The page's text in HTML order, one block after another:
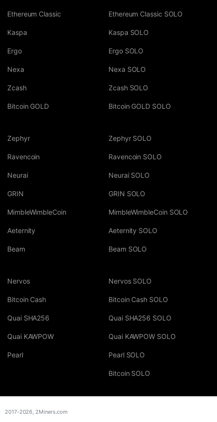
Ethereum Classic
Kaspa
Ergo
Nexa
Zcash
Bitcoin GOLD
Ethereum Classic SOLO
Kaspa SOLO
Ergo SOLO
Nexa SOLO
Zcash SOLO
Bitcoin GOLD SOLO
Zephyr
Ravencoin
Neurai
GRIN
MimbleWimbleCoin
Aeternity
Beam
Zephyr SOLO
Ravencoin SOLO
Neurai SOLO
GRIN SOLO
MimbleWimbleCoin SOLO
Aeternity SOLO
Beam SOLO
Nervos
Bitcoin Cash
Quai SHA256
Quai KAWPOW
Pearl
Nervos SOLO
Bitcoin Cash SOLO
Quai SHA256 SOLO
Quai KAWPOW SOLO
Pearl SOLO
Bitcoin SOLO
2017-2026, 2Miners.com